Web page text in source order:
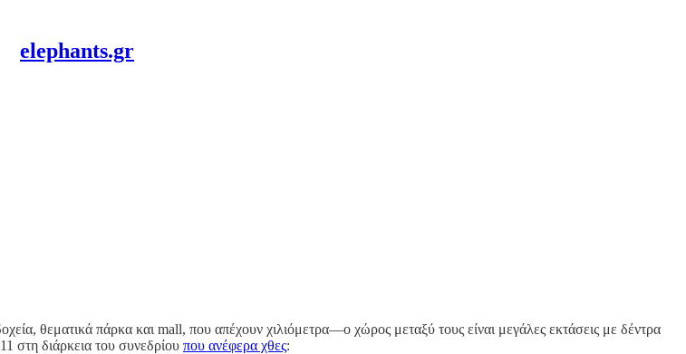
elephants.gr
θεματικά πάρκα και mall, που απέχουν χιλιόμετρα—ο χώρος μεταξύ τους είναι μεγάλες εκτάσεις με δέντρα
στη διάρκεια του συνεδρίου που ανέφερα χθες: